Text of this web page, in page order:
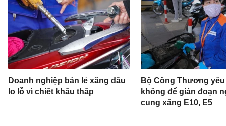
Doanh nghiệp bán lẻ xăng dầu
lo lỗ vì chiết khấu thấp
Bộ Công Thương
không để gián đoạn
cung xăng E10, E5